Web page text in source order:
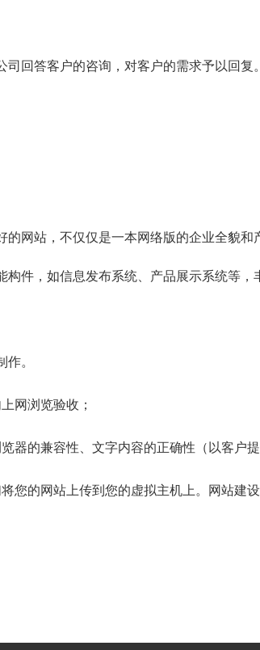
回答客户的咨询，对客户的需求予以回复
网站，不仅仅是一本网络版的企业全貌
件，如信息发布系统、产品展示系统等
。
网浏览验收；
器的兼容性、文字内容的正确性（以客户
您的网站上传到您的虚拟主机上。网站建